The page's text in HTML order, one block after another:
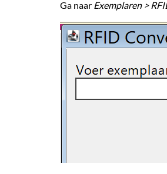
Ga naar Exemplaren >